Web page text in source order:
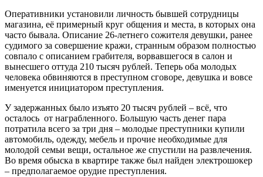
Оперативники установили личность бывшей сотрудницы
магазина, её примерный круг общения и места, в которых она
часто бывала. Описание 26-летнего сожителя девушки, ранее
судимого за совершение кражи, странным образом полностью
совпало с описанием грабителя, ворвавшегося в салон и
вынесшего оттуда 210 тысяч рублей. Теперь оба молодых
человека обвиняются в преступном сговоре, девушка и вовсе
именуется инициатором преступления.
У задержанных было изъято 20 тысяч рублей – всё, что
осталось от награбленного. Большую часть денег пара
потратила всего за три дня – молодые преступники купили
автомобиль, одежду, мебель и прочие необходимые для
молодой семьи вещи, остальное же спустили на развлечения.
Во время обыска в квартире также был найден электрошокер
– предполагаемое орудие преступления.